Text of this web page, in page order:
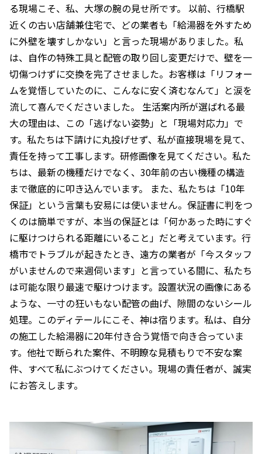
る現場こそ、私、大塚の腕の見せ所です。 以前、行橋駅
近くの古い店舗兼住宅で、どの業者も「給湯器を外すため
に外壁を壊すしかない」と言った現場がありました。私
は、自作の特殊工具と配管の取り回し変更だけで、壁を一
切傷つけずに交換を完了させました。お客様は「リフォー
ムを覚悟していたのに、こんなに安く済むなんて」と涙を
流して喜んでくださいました。 生活案内所が選ばれる最
大の理由は、この「逃げない姿勢」と「現場対応力」で
す。私たちは下請けに丸投げせず、私が直接現場を見て、
責任を持って工事します。研修画像を見てください。私た
ちは、最新の機種だけでなく、30年前の古い機種の構造
まで徹底的に叩き込んでいます。 また、私たちは「10年
保証」という言葉も安易には使いません。保証書に判をつ
くのは簡単ですが、本当の保証とは「何かあった時にすぐ
に駆けつけられる距離にいること」だと考えています。行
橋市でトラブルが起きたとき、遠方の業者が「今スタッフ
がいませんので来週伺います」と言っている間に、私たち
は可能な限り最速で駆けつけます。設置状況の画像にある
ような、一寸の狂いもない配管の曲げ、隙間のないシール
処理。このディテールにこそ、神は宿ります。私は、自分
の施工した給湯器に20年付き合う覚悟で向き合っていま
す。他社で断られた案件、不明瞭な見積もりで不安な案
件、すべて私にぶつけてください。現場の責任者が、誠実
にお答えします。